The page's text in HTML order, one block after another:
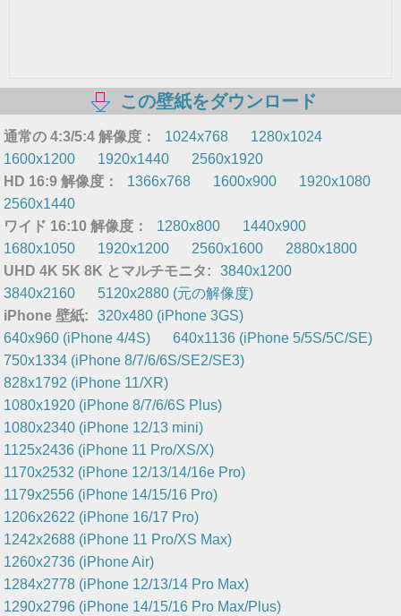
この壁紙をダウンロード
通常の 4:3/5:4 解像度： 1024x768
1280x1024
1600x1200
1920x1440
2560x1920
HD 16:9 解像度：
1366x768 1600x900
1920x1080
2560x1440
ワイド 16:10 解像度：
1280x800
1440x900
1680x1050
1920x1200 2560x1600
2880x1800
UHD 4K 5K 8K とマルチモニタ:
3840x1200
3840x2160
5120x2880 (元の解像度)
iPhone 壁紙:
320x480 (iPhone 3GS)
640x960 (iPhone 4/4S)
640x1136 (iPhone 5/5S/5C/SE)
750x1334 (iPhone 8/7/6/6S/SE2/SE3)
828x1792 (iPhone 11/XR)
1080x1920 (iPhone 8/7/6/6S Plus)
1080x2340 (iPhone 12/13 mini)
1125x2436 (iPhone 11 Pro/XS/X)
1170x2532 (iPhone 12/13/14/16e Pro)
1179x2556 (iPhone 14/15/16 Pro)
1206x2622 (iPhone 16/17 Pro)
1242x2688 (iPhone 11 Pro/XS Max)
1260x2736 (iPhone Air)
1284x2778 (iPhone 12/13/14 Pro Max)
1290x2796 (iPhone 14/15/16 Pro Max/Plus)